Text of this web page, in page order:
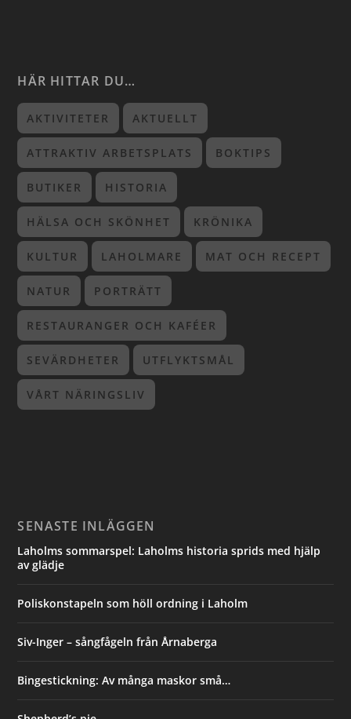
HÄR HITTAR DU…
AKTIVITETER AKTUELLT
ATTRAKTIV ARBETSPLATS BOKTIPS
BUTIKER HISTORIA
HÄLSA OCH SKÖNHET KRÖNIKA
KULTUR LAHOLMARE MAT OCH RECEPT
NATUR PORTRÄTT
RESTAURANGER OCH KAFÉER
SEVÄRDHETER UTFLYKTSMÅL
VÅRT NÄRINGSLIV
SENASTE INLÄGGEN
Laholms sommarspel: Laholms historia sprids med hjälp
av glädje
Poliskonstapeln som höll ordning i Laholm
Siv-Inger – sångfågeln från Årnaberga
Bingestickning: Av många maskor små…